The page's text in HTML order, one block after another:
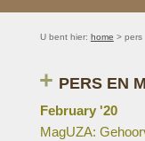
U bent hier: home > pers
PERS EN
February '20
MagUZA: